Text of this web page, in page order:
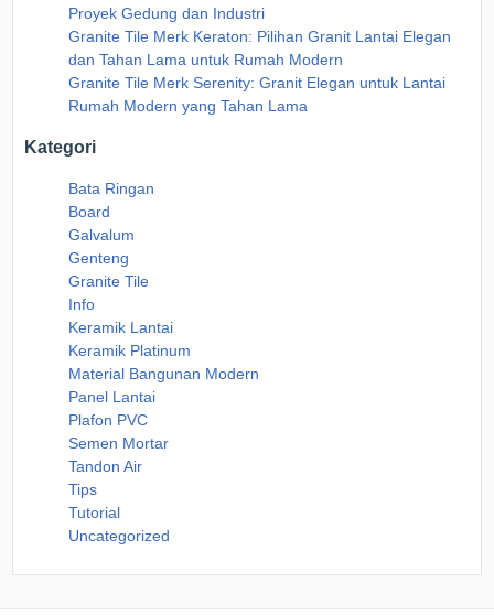
Proyek Gedung dan Industri
Granite Tile Merk Keraton: Pilihan Granit Lantai Elegan
dan Tahan Lama untuk Rumah Modern
Granite Tile Merk Serenity: Granit Elegan untuk Lantai
Rumah Modern yang Tahan Lama
Kategori
Bata Ringan
Board
Galvalum
Genteng
Granite Tile
Info
Keramik Lantai
Keramik Platinum
Material Bangunan Modern
Panel Lantai
Plafon PVC
Semen Mortar
Tandon Air
Tips
Tutorial
Uncategorized